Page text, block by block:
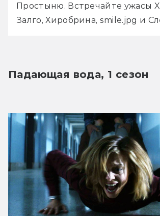
Простыню. Встречайте ужасы
Залго, Хиробрина, smile.jpg и
Падающая вода, 1 сезон